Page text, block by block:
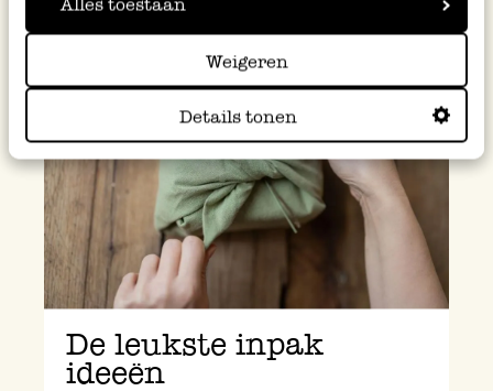
Weigeren
Details tonen
De leukste inpak
ideeën